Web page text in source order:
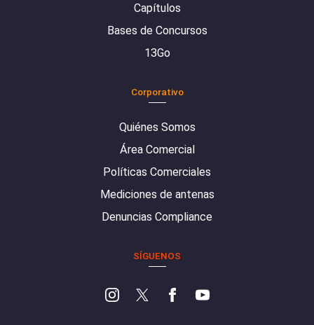
Capítulos
Bases de Concursos
13Go
Corporativo
Quiénes Somos
Área Comercial
Políticas Comerciales
Mediciones de antenas
Denuncias Compliance
SÍGUENOS